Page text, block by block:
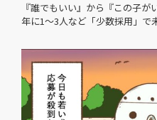
『誰でもいい』から『この子が
年に1〜3人など「少数採用」で